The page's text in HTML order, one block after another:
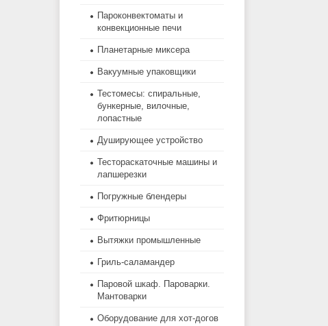
Пароконвектоматы и
конвекционные печи
Планетарные миксера
Вакуумные упаковщики
Тестомесы: спиральные,
бункерные, вилочные,
лопастные
Душирующее устройство
Тестораскаточные машины и
лапшерезки
Погружные блендеры
Фритюрницы
Вытяжки промышленные
Гриль-саламандер
Паровой шкаф. Пароварки.
Мантоварки
Оборудование для хот-догов